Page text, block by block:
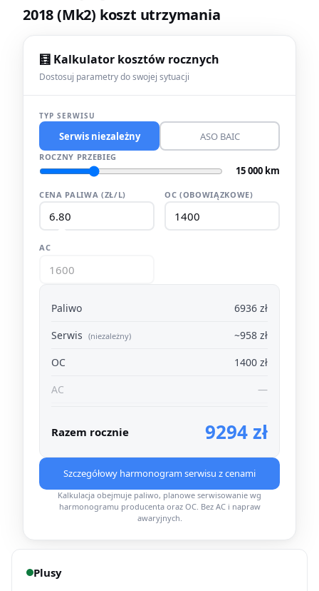
2018 (Mk2) koszt utrzymania
🧮 Kalkulator kosztów rocznych
Dostosuj parametry do swojej sytuacji
TYP SERWISU
Serwis niezależny ASO BAIC
ROCZNY PRZEBIEG
15 000 km
CENA PALIWA (ZŁ/L) OC (OBOWIĄZKOWE)
AC
Paliwo
6936 zł
Serwis (niezależny)
~958 zł
OC
1400 zł
AC
—
Razem rocznie 9294 zł
Szczegółowy harmonogram serwisu z cenami
Kalkulacja obejmuje paliwo, planowe serwisowanie wg
harmonogramu producenta oraz OC. Bez AC i napraw
awaryjnych.
Plusy